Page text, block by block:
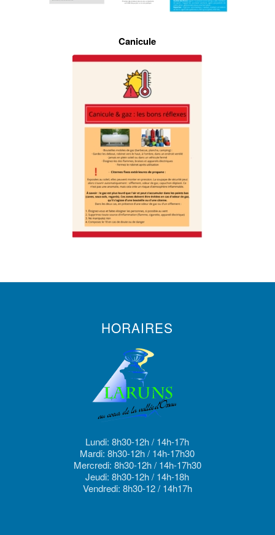
Canicule
HORAIRES
Lundi: 8h30-12h / 14h-17h
Mardi: 8h30-12h / 14h-17h30
Mercredi: 8h30-12h / 14h-17h30
Jeudi: 8h30-12h / 14h-18h
Vendredi: 8h30-12 / 14h17h